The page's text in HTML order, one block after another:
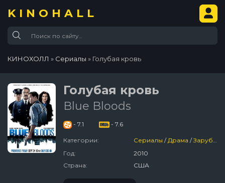
KINOHALL
КИНОХОЛЛ » Сериалы » Голубая кровь
Голубая кровь
Blue Bloods
- 7.1 - 7.6
Категории: Сериалы /Драма /Зарубежный
Год:
2010
Страна:
США